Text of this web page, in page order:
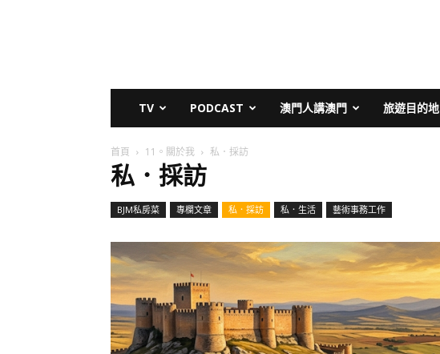
TV PODCAST 澳門人講澳門 旅遊目的地
首頁 11。關於我 私．採訪
私．採訪
BJM私房菜 專欄文章 私．採訪 私．生活 藝術事務工作